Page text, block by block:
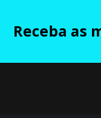
Receba as